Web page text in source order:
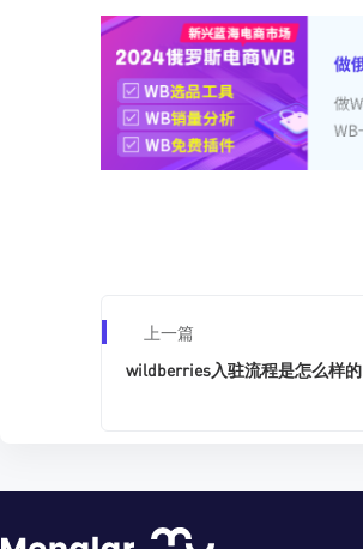
上一篇
wildberries入驻流程是怎么样的